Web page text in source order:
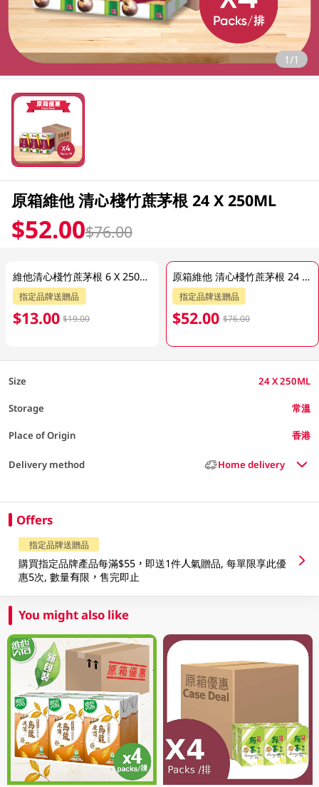
1/1
原箱維他 清心棧竹蔗茅根 24 X 250ML
$52.00$76.00
維他清心棧竹蔗茅根 6 X 250ML (新舊包裝隨機發貨)
指定品牌送贈品
$13.00 $19.00
原箱維他 清心棧竹蔗茅根 24 X 250ML
指定品牌送贈品
$52.00 $76.00
Size 24 X 250ML
Storage 常溫
Place of Origin 香港
Delivery method Home delivery
Offers
指定品牌送贈品
購買指定品牌產品每滿$55，即送1件人氣贈品, 每單限享此優
惠5次, 數量有限，售完即止
You might also like